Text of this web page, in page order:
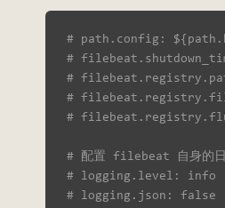
# path.config:
#
#
#
#
# 配置 filebeat 自身的
# logging.level: info
# logging.json: false